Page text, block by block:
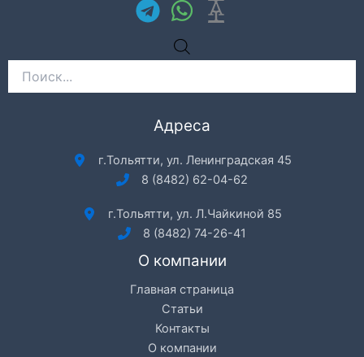
товаров
Адреса
г.Тольятти, ул. Ленинградская 45
8 (8482) 62-04-62
г.Тольятти, ул. Л.Чайкиной 85
8 (8482) 74-26-41
О компании
Главная страница
Статьи
Контакты
О компании